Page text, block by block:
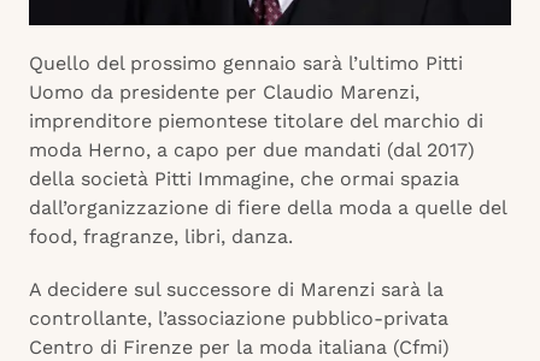
Quello del prossimo gennaio sarà l’ultimo Pitti
Uomo da presidente per Claudio Marenzi,
imprenditore piemontese titolare del marchio di
moda Herno, a capo per due mandati (dal 2017)
della società Pitti Immagine, che ormai spazia
dall’organizzazione di fiere della moda a quelle del
food, fragranze, libri, danza.
A decidere sul successore di Marenzi sarà la
controllante, l’associazione pubblico-privata
Centro di Firenze per la moda italiana (Cfmi)